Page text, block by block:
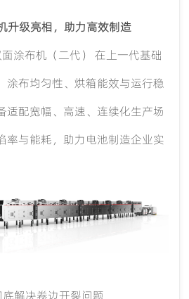
升级亮相，助力高效制造
面涂布机（二代） 在上一代基础
涂布均匀性、烘箱能效与运行稳
适配宽幅、高速、连续化生产场
率与能耗，助力电池制造企业实
解决卷边开裂问题